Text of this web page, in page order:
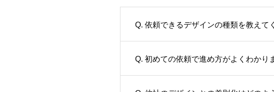
Q. 依頼できるデザインの種類を教えて
Q. 初めての依頼で進め方がよくわかり